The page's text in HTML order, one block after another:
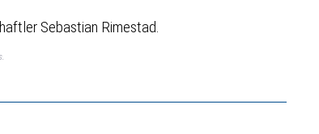
Sebastian Rimestad.